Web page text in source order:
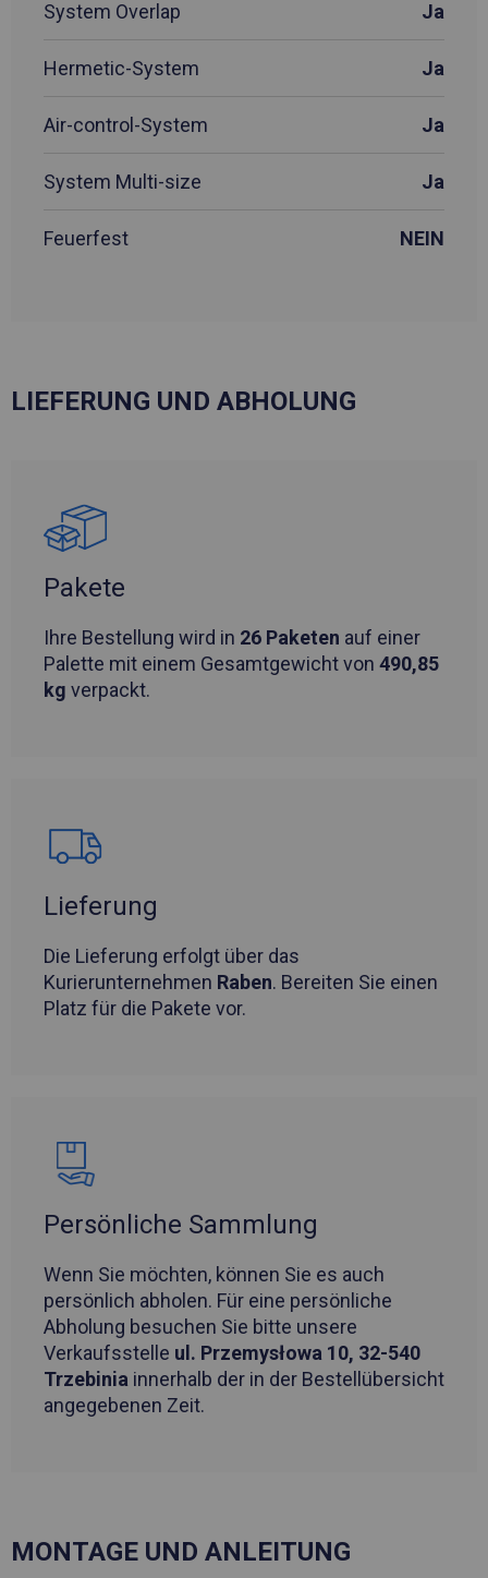
System Overlap Ja
Hermetic-System Ja
Air-control-System Ja
System Multi-size Ja
Feuerfest NEIN
LIEFERUNG UND ABHOLUNG
Pakete
Ihre Bestellung wird in 26 Paketen auf einer
Palette mit einem Gesamtgewicht von 490,85
kg verpackt.
Lieferung
Die Lieferung erfolgt über das
Kurierunternehmen Raben. Bereiten Sie einen
Platz für die Pakete vor.
Persönliche Sammlung
Wenn Sie möchten, können Sie es auch
persönlich abholen. Für eine persönliche
Abholung besuchen Sie bitte unsere
Verkaufsstelle ul. Przemysłowa 10, 32-540
Trzebinia innerhalb der in der Bestellübersicht
angegebenen Zeit.
MONTAGE UND ANLEITUNG